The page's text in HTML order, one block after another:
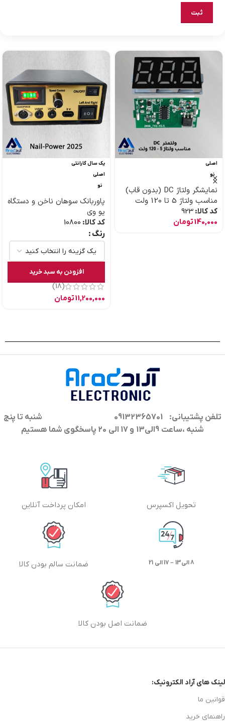
اصلی
نو
نمایشگر ولتاژ DC (بدون قاب)
مناسب ولتاژ 5 تا 120 ولت
کد کالا: 923
140,000تومان
یک سال گارانتی
اصلی
نو
پاوربانک سوهان ناخن و دستگاه
یو وی
کد کالا: 10800
رنگ
افزودن به سبد خرید
(18)
11,200,000تومان
تلفن پشتیبانی: 09132365701
شنبه تا پنج
شنبه ،ساعت 9الی13 و 17 الی 20 پاسخگوی شما هستیم
تحویل اکسپرس امکان پرداخت آنلاین
8 الی13 – 17 الی 21 ضمانت سالم بودن کالا
ضمانت اصل بودن کالا
لینک های آراد الکترونیک:
قوانین ما
راهنمای خرید